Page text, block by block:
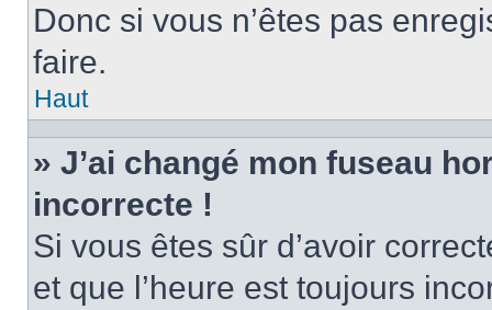
Donc si vous n’êtes pas
faire.
Haut
» J’ai changé mon fuseau
incorrecte !
Si vous êtes sûr d’avoir
et que l’heure est toujours